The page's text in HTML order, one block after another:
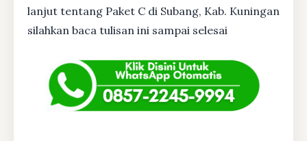
lanjut tentang Paket C di Subang, Kab. Kuningan
silahkan baca tulisan ini sampai selesai